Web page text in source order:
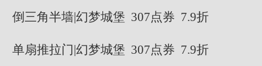
倒三角半墙|幻梦城堡 307点券 7.9折
单扇推拉门|幻梦城堡 307点券 7.9折